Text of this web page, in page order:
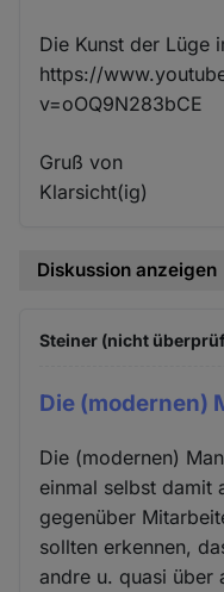
Die Kunst der Lüge
https://
v=oOQ9N283bCE
Gruß von
Klarsicht(ig)
Diskussion anzeigen
Steiner (nicht
Die (modernen)
Die (modernen)
einmal selbst damit
gegenüber
sollten erkennen,
andre u. quasi über